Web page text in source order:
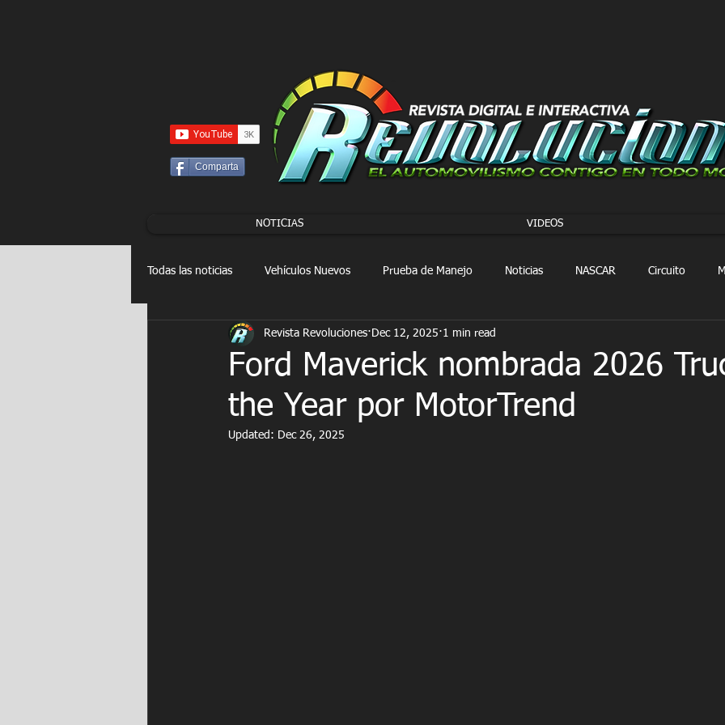
Comparta
NOTICIAS VIDEOS
Todas las noticias Vehículos Nuevos Prueba de Manejo Noticias NASCAR Circuito
Drag Racing FORMULA E FORMULA 1 Extreme E
Ford Maverick nombrada 2026
the Year por MotorTrend
Revista Revoluciones Dec 12, 2025 1 min read
Updated: Dec 26, 2025